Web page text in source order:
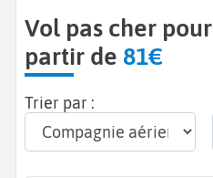
Vol pas cher pour
partir de 81€
Trier par :